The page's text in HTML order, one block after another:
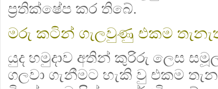
ප්‍රතික්ෂේප කර තිබේ.
මරු කටින් ගැලවුණු එකම
යුද හමුදාව අතින් කුරිරු ලෙස
ගලවා ගැනීමට හැකි වු එකම